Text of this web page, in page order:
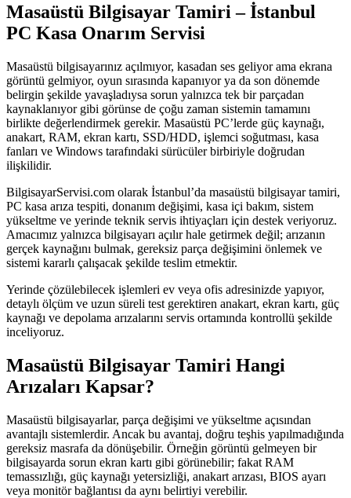
Masaüstü Bilgisayar Tamiri – İstanbul
PC Kasa Onarım Servisi
Masaüstü bilgisayarınız açılmıyor, kasadan ses geliyor ama ekrana
görüntü gelmiyor, oyun sırasında kapanıyor ya da son dönemde
belirgin şekilde yavaşladıysa sorun yalnızca tek bir parçadan
kaynaklanıyor gibi görünse de çoğu zaman sistemin tamamını
birlikte değerlendirmek gerekir. Masaüstü PC’lerde güç kaynağı,
anakart, RAM, ekran kartı, SSD/HDD, işlemci soğutması, kasa
fanları ve Windows tarafındaki sürücüler birbiriyle doğrudan
ilişkilidir.
BilgisayarServisi.com olarak İstanbul’da masaüstü bilgisayar tamiri,
PC kasa arıza tespiti, donanım değişimi, kasa içi bakım, sistem
yükseltme ve yerinde teknik servis ihtiyaçları için destek veriyoruz.
Amacımız yalnızca bilgisayarı açılır hale getirmek değil; arızanın
gerçek kaynağını bulmak, gereksiz parça değişimini önlemek ve
sistemi kararlı çalışacak şekilde teslim etmektir.
Yerinde çözülebilecek işlemleri ev veya ofis adresinizde yapıyor,
detaylı ölçüm ve uzun süreli test gerektiren anakart, ekran kartı, güç
kaynağı ve depolama arızalarını servis ortamında kontrollü şekilde
inceliyoruz.
Masaüstü Bilgisayar Tamiri Hangi
Arızaları Kapsar?
Masaüstü bilgisayarlar, parça değişimi ve yükseltme açısından
avantajlı sistemlerdir. Ancak bu avantaj, doğru teşhis yapılmadığında
gereksiz masrafa da dönüşebilir. Örneğin görüntü gelmeyen bir
bilgisayarda sorun ekran kartı gibi görünebilir; fakat RAM
temassızlığı, güç kaynağı yetersizliği, anakart arızası, BIOS ayarı
veya monitör bağlantısı da aynı belirtiyi verebilir.